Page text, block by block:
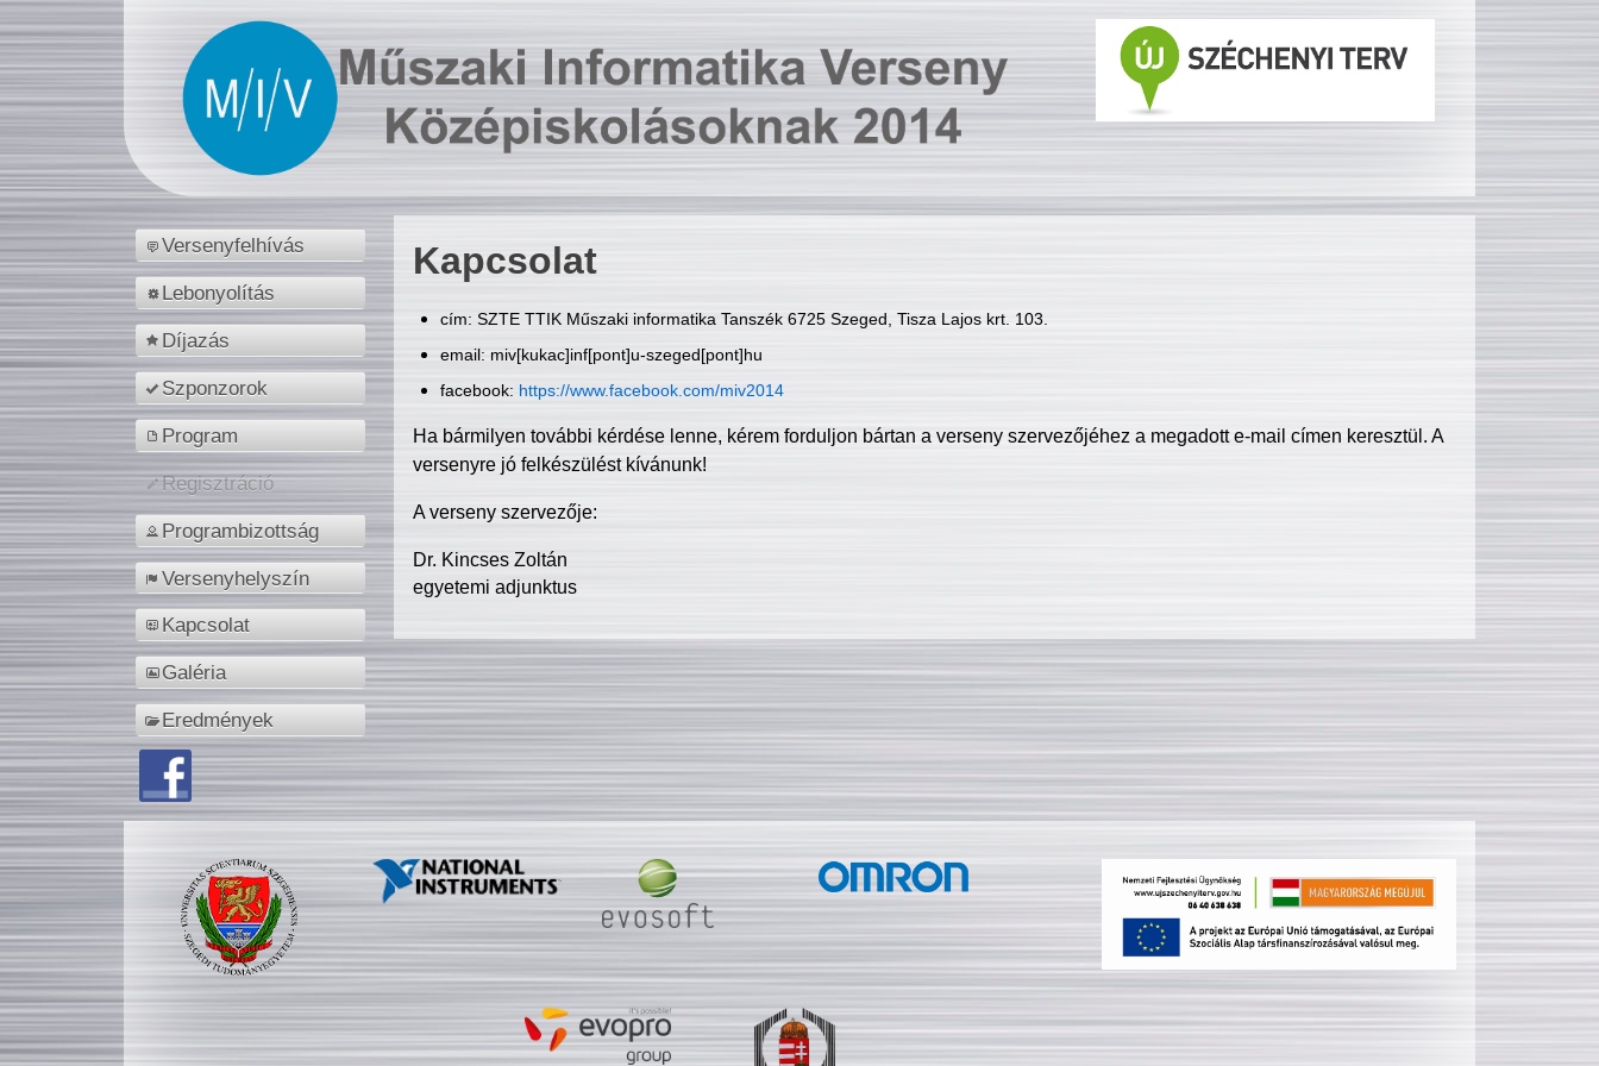
Versenyfelhívás
Lebonyolítás
Díjazás
Szponzorok
Program
Regisztráció
Programbizottság
Versenyhelyszín
Kapcsolat
Galéria
Eredmények
Kapcsolat
cím: SZTE TTIK Műszaki informatika Tanszék 6725 Szeged, Tisza Lajos krt. 103.
email: miv[kukac]inf[pont]u-szeged[pont]hu
facebook: https://www.facebook.com/miv2014
Ha bármilyen további kérdése lenne, kérem forduljon bártan a verseny szervezőjéhez a megadott e-mail címen keresztül. A
versenyre jó felkészülést kívánunk!
A verseny szervezője:
Dr. Kincses Zoltán
egyetemi adjunktus